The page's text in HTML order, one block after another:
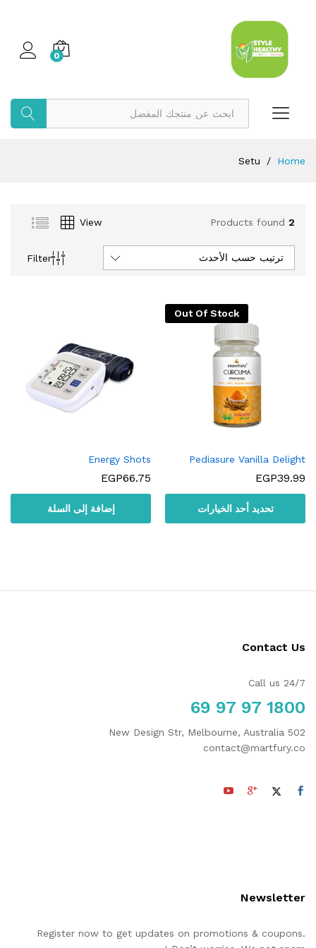
0
Home
/
Setu
2
Products found
View
Filter ترتيب حسب الأحدث
Out Of Stock
Pediasure Vanilla Delight
EGP39.99
تحديد أحد الخيارات
المختلفة
اختيار
على
صفحة
المنتج
Energy Shots
EGP66.75
إضافة إلى السلة
Contact Us
Call us 24/7
1800 97 97 69
502 New Design Str, Melbourne, Australia
contact@martfury.co
Newsletter
Register now to get updates on promotions & coupons.